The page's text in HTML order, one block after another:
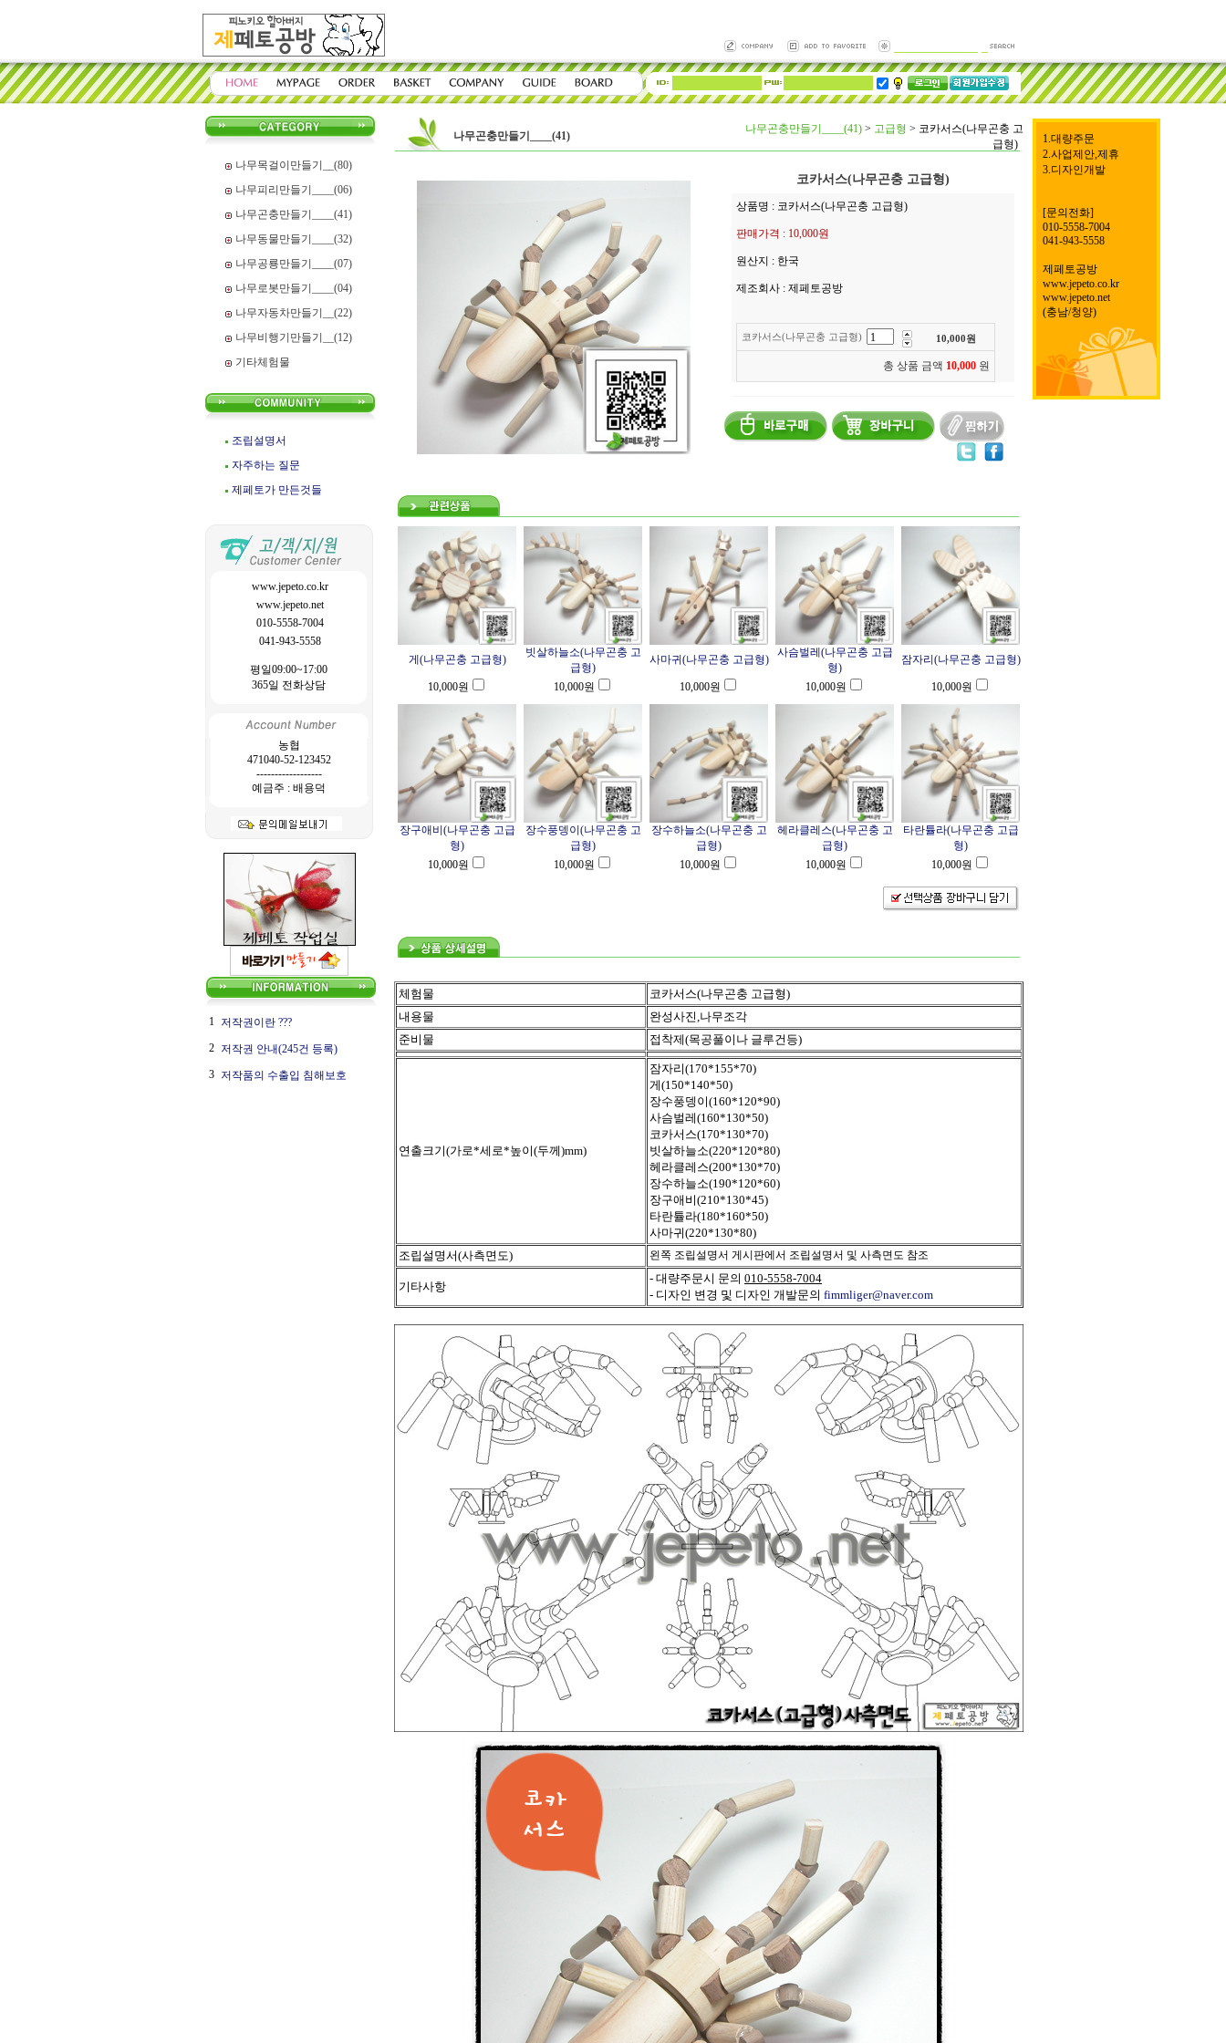
나무목걸이만들기__(80)
나무피리만들기____(06)
나무곤충만들기____(41)
나무동물만들기____(32)
나무공룡만들기____(07)
나무로봇만들기____(04)
나무자동차만들기__(22)
나무비행기만들기__(12)
기타체험물
조립설명서
자주하는 질문
제페토가 만든것들
www.jepeto.co.kr
www.jepeto.net
010-5558-7004
041-943-5558
평일09:00~17:00
365일 전화상담
농협
471040-52-123452
------------------
예금주 : 배용덕
1 저작권이란 ???
2 저작권 안내(245건 등록)
3 저작품의 수출입 침해보호
나무곤충만들기____(41)
나무곤충만들기____(41) > 고급형 > 코카서스(나무곤충 고
급형)
코카서스(나무곤충 고급형)
상품명 : 코카서스(나무곤충 고급형)
판매가격 : 10,000원
원산지 : 한국
제조회사 : 제페토공방
코카서스(나무곤충 고급형) 10,000원
총 상품 금액 10,000 원
게(나무곤충 고급형)
빗살하늘소(나무곤충 고
급형)
사마귀(나무곤충 고급형)
사슴벌레(나무곤충 고급
형)
잠자리(나무곤충 고급형)
10,000원 10,000원 10,000원 10,000원 10,000원
장구애비(나무곤충 고급
형)
장수풍뎅이(나무곤충 고
급형)
장수하늘소(나무곤충 고
급형)
헤라클레스(나무곤충 고
급형)
타란튤라(나무곤충 고급
형)
10,000원 10,000원 10,000원 10,000원 10,000원
체험물
코카서스(나무곤충 고급형)
내용물
완성사진,나무조각
준비물
접착제(목공풀이나 글루건등)
연출크기(가로*세로*높이(두께)mm)
잠자리(170*155*70)
게(150*140*50)
장수풍뎅이(160*120*90)
사슴벌레(160*130*50)
코카서스(170*130*70)
빗살하늘소(220*120*80)
헤라클레스(200*130*70)
장수하늘소(190*120*60)
장구애비(210*130*45)
타란튤라(180*160*50)
사마귀(220*130*80)
조립설명서(사측면도)
왼쪽 조립설명서 게시판에서 조립설명서 및 사측면도 참조
기타사항
- 대량주문시 문의 010-5558-7004
- 디자인 변경 및 디자인 개발문의 fimmliger@naver.com
1.대량주문
2.사업제안,제휴
3.디자인개발
[문의전화]
010-5558-7004
041-943-5558
제페토공방
www.jepeto.co.kr
www.jepeto.net
(충남/청양)